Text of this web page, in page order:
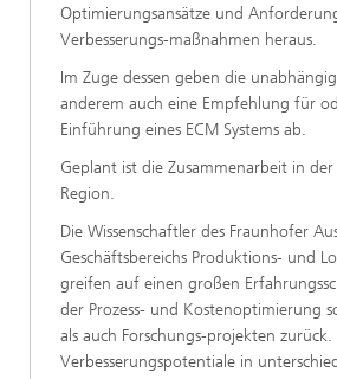
Optimierungsansätze und
Verbesserungs-maßnahmen heraus.
Im Zuge dessen geben die
anderem auch eine Empfehlung für
Einführung eines ECM Systems ab.
Geplant ist die Zusammenarbeit in der
Region.
Die Wissenschaftler des Fraunhofer
Geschäftsbereichs Produktions- und
greifen auf einen großen
der Prozess- und Kostenoptimierung
als auch Forschungs-projekten
Verbesserungspotentiale in